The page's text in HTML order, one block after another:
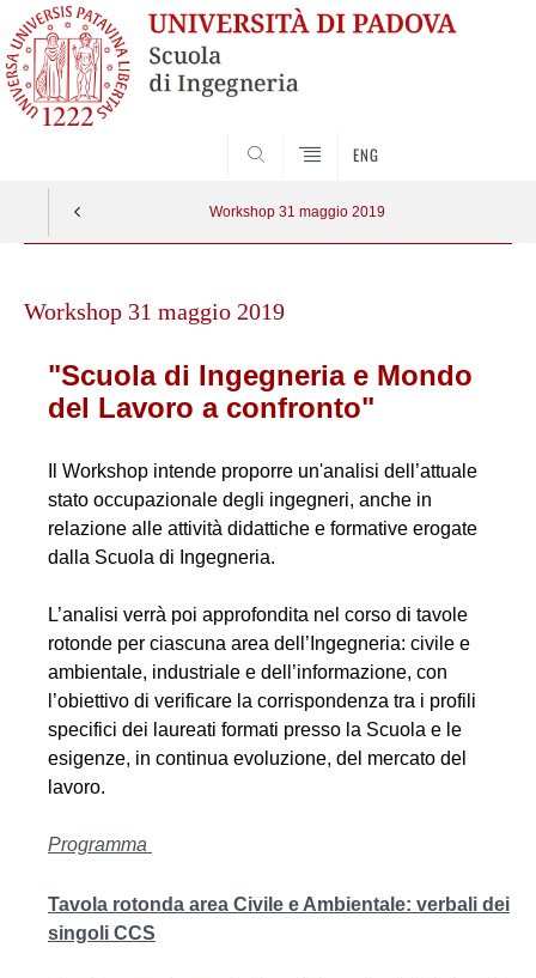
ENG
Workshop 31 maggio 2019
contentWorkshop 31 maggio 2019
"Scuola di Ingegneria e Mondo
del Lavoro a confronto"
l Workshop intende proporre un'analisi dell’attuale
stato occupazionale degli ingegneri, anche in
relazione alle attività didattiche e formative erogate
dalla Scuola di Ingegneria.
L’analisi verrà poi approfondita nel corso di tavole
rotonde per ciascuna area dell’Ingegneria: civile e
ambientale, industriale e dell’informazione, con
l’obiettivo di verificare la corrispondenza tra i profili
specifici dei laureati formati presso la Scuola e le
esigenze, in continua evoluzione, del mercato del
lavoro.
Programma
Tavola rotonda area Civile e Ambientale: verbali dei
singoli CCS